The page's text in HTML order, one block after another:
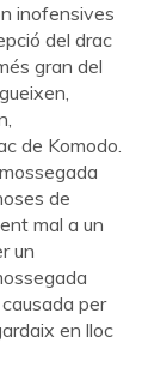
inofensives
del drac
gran del
de Komodo.
de
mal a un
un
per
en lloc